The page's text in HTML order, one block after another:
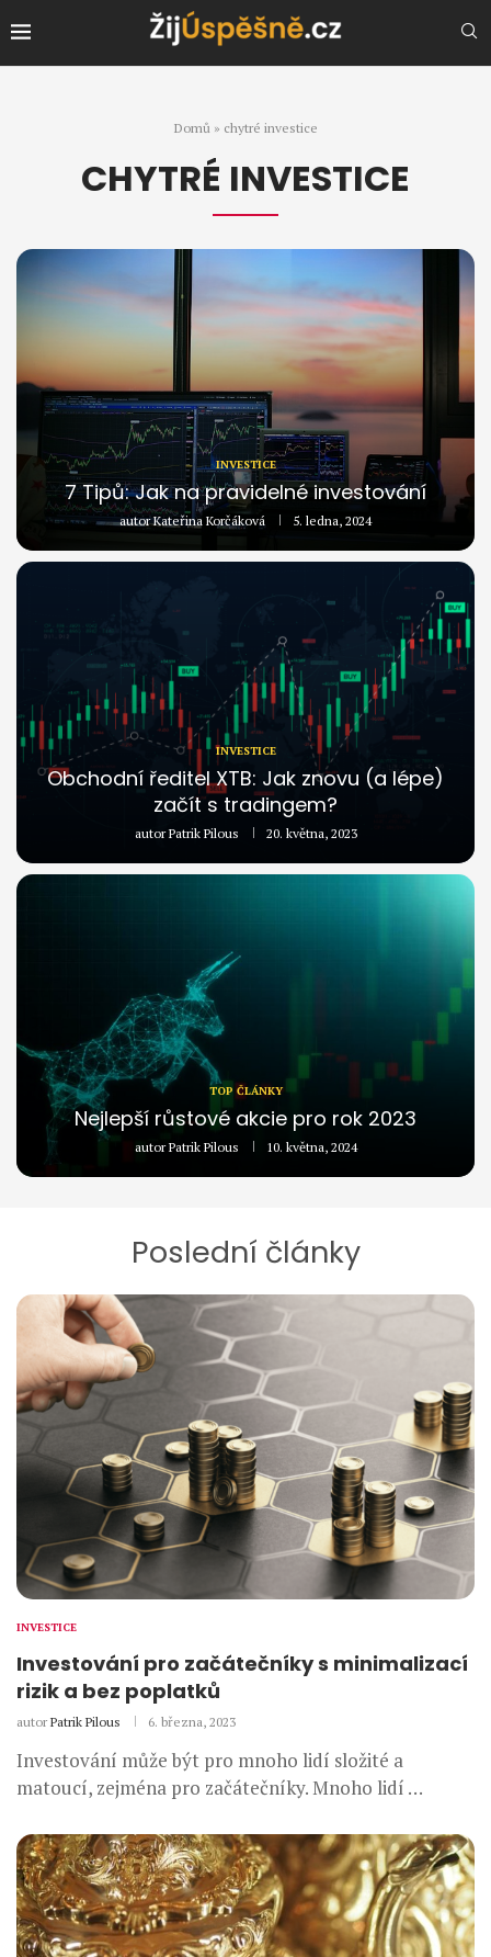
Domů » chytré investice
CHYTRÉ INVESTICE
INVESTICE
7 Tipů: Jak na pravidelné investování
autorKateřina Korčáková 5. ledna, 2024
INVESTICE
Obchodní ředitel XTB: Jak znovu (a lépe)
začít s tradingem?
autorPatrik Pilous 20. května, 2023
TOP ČLÁNKY
Nejlepší růstové akcie pro rok 2023
autorPatrik Pilous 10. května, 2024
Poslední články
INVESTICE
Investování pro začátečníky s minimalizací
rizik a bez poplatků
autor Patrik Pilous 6. března, 2023
Investování může být pro mnoho lidí složité a
matoucí, zejména pro začátečníky. Mnoho lidí …